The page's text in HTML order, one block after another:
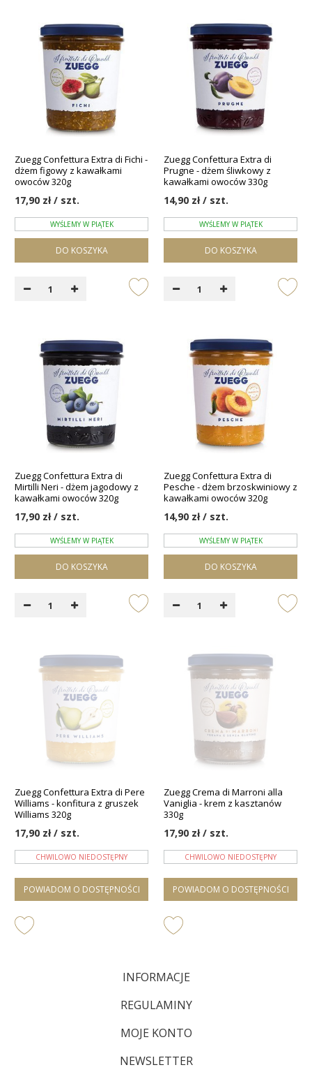
Zuegg Confettura Extra di Fichi -
dżem figowy z kawałkami
owoców 320g
17,90 zł / szt.
WYŚLEMY W PIĄTEK
DO KOSZYKA
Zuegg Confettura Extra di
Prugne - dżem śliwkowy z
kawałkami owoców 330g
14,90 zł / szt.
WYŚLEMY W PIĄTEK
DO KOSZYKA
Zuegg Confettura Extra di
Mirtilli Neri - dżem jagodowy z
kawałkami owoców 320g
17,90 zł / szt.
WYŚLEMY W PIĄTEK
DO KOSZYKA
Zuegg Confettura Extra di
Pesche - dżem brzoskwiniowy z
kawałkami owoców 320g
14,90 zł / szt.
WYŚLEMY W PIĄTEK
DO KOSZYKA
Zuegg Confettura Extra di Pere
Williams - konfitura z gruszek
Williams 320g
17,90 zł / szt.
CHWILOWO NIEDOSTĘPNY
POWIADOM O DOSTĘPNOŚCI
Zuegg Crema di Marroni alla
Vaniglia - krem z kasztanów
330g
17,90 zł / szt.
CHWILOWO NIEDOSTĘPNY
POWIADOM O DOSTĘPNOŚCI
INFORMACJE
REGULAMINY
MOJE KONTO
NEWSLETTER